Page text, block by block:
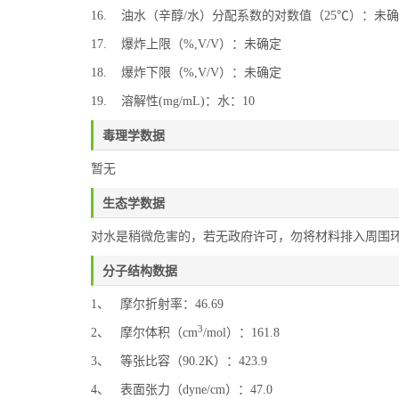
16. 油水（辛醇/水）分配系数的对数值（25℃）：未
17. 爆炸上限（%,V/V）：未确定
18. 爆炸下限（%,V/V）：未确定
19. 溶解性(mg/mL)：水：10
毒理学数据
暂无
生态学数据
对水是稍微危害的，若无政府许可，勿将材料排入周围环
分子结构数据
1、 摩尔折射率：46.69
2、 摩尔体积（cm3/mol）：161.8
3、 等张比容（90.2K）：423.9
4、 表面张力（dyne/cm）：47.0